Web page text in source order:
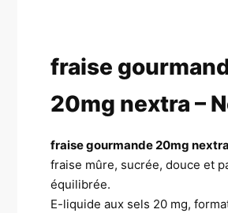
fraise
20mg nextra –
fraise gourmande 20mg nextra
fraise mûre, sucrée, douce et
équilibrée.
E-liquide aux sels 20 mg,